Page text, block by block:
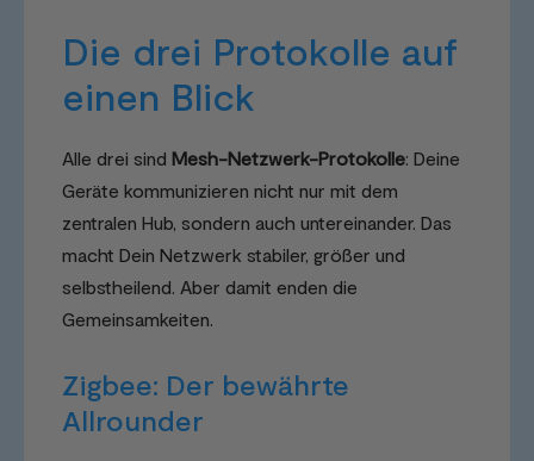
Die drei Protokolle auf
einen Blick
Alle drei sind Mesh-Netzwerk-Protokolle: Deine
Geräte kommunizieren nicht nur mit dem
zentralen Hub, sondern auch untereinander. Das
macht Dein Netzwerk stabiler, größer und
selbstheilend. Aber damit enden die
Gemeinsamkeiten.
Zigbee: Der bewährte
Allrounder